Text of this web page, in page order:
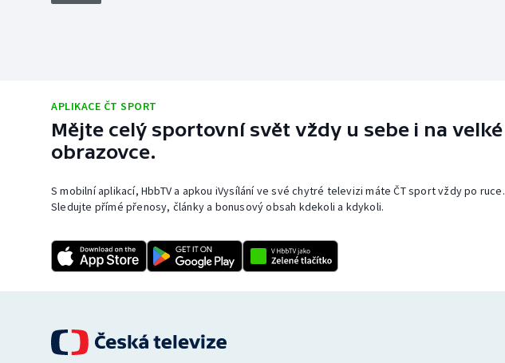
APLIKACE ČT SPORT
Mějte celý sportovní svět vždy u sebe i na velké
obrazovce.
S mobilní aplikací, HbbTV a apkou iVysílání ve své chytré televizi máte ČT sport vždy po ruce.
Sledujte přímé přenosy, články a bonusový obsah kdekoli a kdykoli.